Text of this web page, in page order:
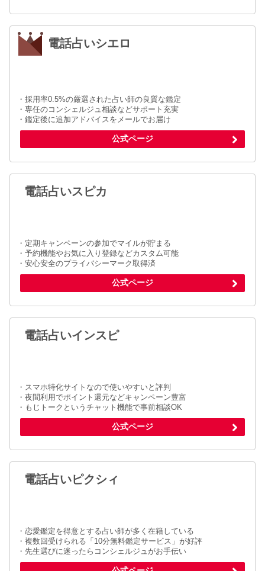
電話占いシエロ
・採用率0.5%の厳選された占い師の良質な鑑定
・専任のコンシェルジュ相談などサポート充実
・鑑定後に追加アドバイスをメールでお届け
公式ページ
電話占いスピカ
・定期キャンペーンの参加でマイルが貯まる
・予約機能やお気に入り登録などカスタム可能
・安心安全のプライバシーマーク取得済
公式ページ
電話占いインスピ
・スマホ特化サイトなので使いやすいと評判
・夜間利用でポイント還元などキャンペーン豊富
・もじトークというチャット機能で事前相談OK
公式ページ
電話占いピクシィ
・恋愛鑑定を得意とする占い師が多く在籍している
・複数回受けられる「10分無料鑑定サービス」が好評
・先生選びに迷ったらコンシェルジュがお手伝い